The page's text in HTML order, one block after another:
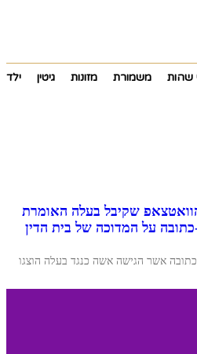
שהות משמורת מזונות גיטין
שקיבל בעלה האומרת
על המדוכה של בית הדין